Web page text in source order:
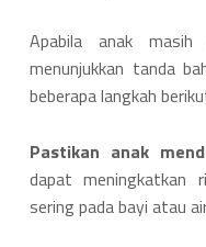
Apabila anak
menunjukkan tanda
beberapa langkah
Pastikan anak
dapat meningkatkan
sering pada bayi atau